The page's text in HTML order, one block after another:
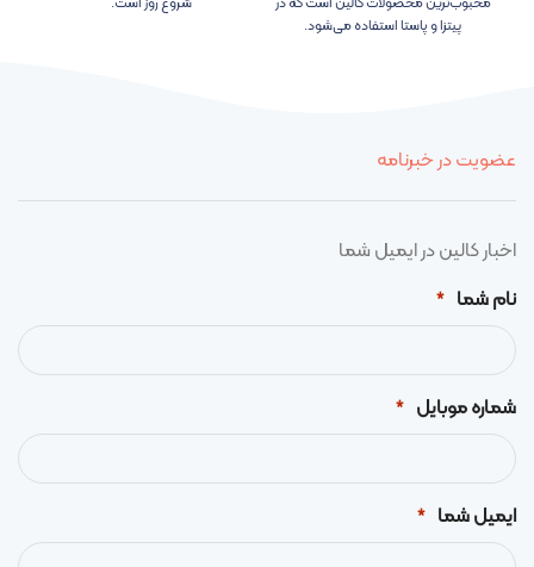
پیتزا و پاستا استفاده می‌شود.
عضویت در خبرنامه
اخبار کالین در ایمیل شما
نام شما
*
شماره موبایل *
ایمیل شما *